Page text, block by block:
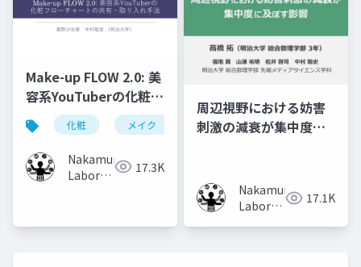
Make-up FLOW 2.0: 美
容系YouTuberの化粧フ
ローチャートの共有・
取り入れ手法
化粧 メイク 化粧工程 フローチャート
Nakamura
Laboratory 17.3K
周辺視野における妨害
刺激の減衰が集中度に
Nakamura
Laboratory 17.1K